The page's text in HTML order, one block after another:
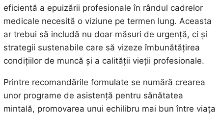
eficientă a epuizării profesionale în rândul cadrelor
medicale necesită o viziune pe termen lung. Aceasta
ar trebui să includă nu doar măsuri de urgență, ci și
strategii sustenabile care să vizeze îmbunătățirea
condițiilor de muncă și a calității vieții profesionale.
Printre recomandările formulate se numără crearea
unor programe de asistență pentru sănătatea
mintală, promovarea unui echilibru mai bun între viața